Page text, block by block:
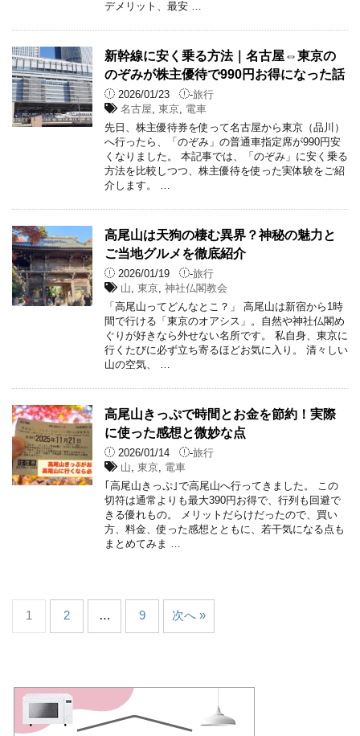
デメリット、最安 …
新幹線に安く乗る方法｜名古屋⇔東京の
のぞみが株主優待で990円お得になった話
2026/01/23 -旅行
名古屋 ,東京 電車
先日、株主優待券を使って名古屋から東京（品川）
へ行ったら、「のぞみ」の普通車指定席が990円安
くなりました。 本記事では、「のぞみ」に安く乗る
方法を比較しつつ、株主優待を使った実体験をご紹
介します。 …
高尾山は天狗の棲む異界？神秘の魅力と
ご当地グルメを徹底紹介
2026/01/19 -旅行
山 ,東京 ,神社仏閣教会
「高尾山ってどんなとこ？」 高尾山は新宿から1時
間で行ける「東京のオアシス」。自然や神社仏閣め
ぐりが好きなら外せない名所です。 私自身、東京に
行くたびに必ず立ち寄るほどお気に入り。 清々しい
山の空気、 …
高尾山きっぷで時間とお金を節約！実際
に使った感想と微妙な点
2026/01/14 -旅行
山 ,東京 電車
｢高尾山きっぷ｣で高尾山へ行ってきました。 この
切符は通常よりも最大390円お得で、行列も回避で
きる優れもの。 メリットだらけだったので、買い
方、料金、使った感想とともに、若干気になる点も
まとめてみま …
1 2 … 9 次へ »